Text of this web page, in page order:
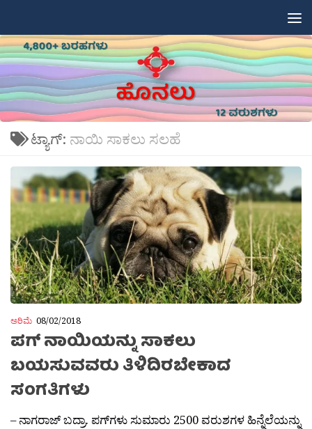
ಟ್ಯಾಗ್: ನಾಯಿ ಸಾಕಲು ಸಲಹೆ
ಅರಿಮೆ 08/02/2018
ಪಗ್ ನಾಯಿಯನ್ನು ಸಾಕಲು
ಬಯಸುವವರು ತಿಳಿದಿರಬೇಕಾದ
ಸಂಗತಿಗಳು
– ನಾಗರಾಜ್ ಬದ್ರಾ. ಪಗ್‍ಗಳು ಸುಮಾರು 2500 ವರುಶಗಳ ಹಿನ್ನೆಲೆಯನ್ನು